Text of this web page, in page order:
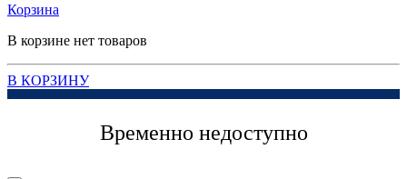
Корзина
В корзине нет товаров
В КОРЗИНУ
Временно недоступно